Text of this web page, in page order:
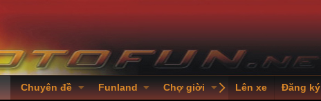
Chuyên đề Funland Chợ giời PVOILVGC2026
Lên xe Đăng ký